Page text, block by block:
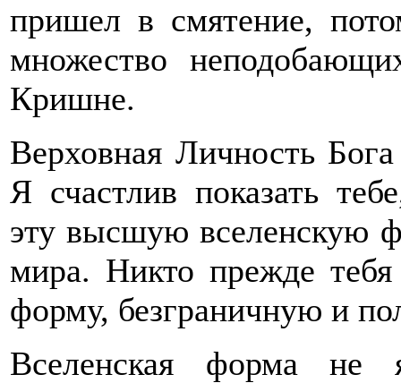
пришел в смятение,
множество
Кришне.
Верховная Личность
Я счастлив показать
эту высшую вселенскую
мира. Никто прежде
форму, безграничную и
Вселенская форма не